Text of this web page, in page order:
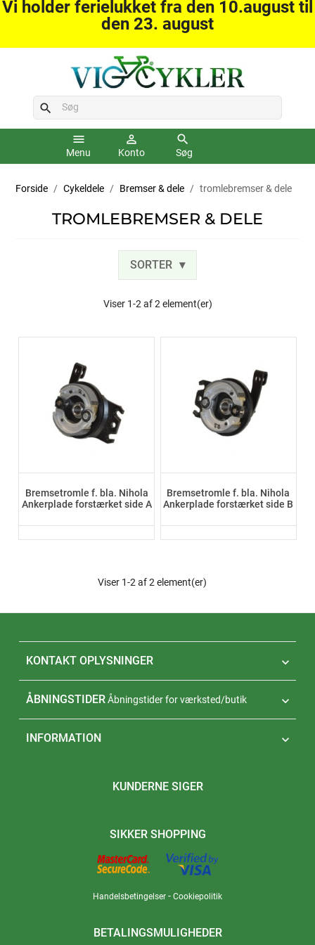
Vi holder ferielukket fra den 10.august til
den 23. august
search
menu
Menu
person_outline
Konto
search
Søg
Forside Cykeldele Bremser & dele tromlebremser & dele
TROMLEBREMSER & DELE
SORTER
Viser 1-2 af 2 element(er)
Bremsetromle f. bla. Nihola
Ankerplade forstærket side A
Bremsetromle f. bla. Nihola
Ankerplade forstærket side B
Viser 1-2 af 2 element(er)
KONTAKT OPLYSNINGER 
ÅBNINGSTIDER 
Åbningstider for værksted/butik
INFORMATION 
KUNDERNE SIGER
SIKKER SHOPPING
Handelsbetingelser - Cookiepolitik
BETALINGSMULIGHEDER